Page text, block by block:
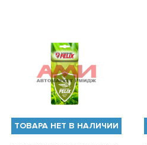
БЫСТРЫЙ ПРОСМОТР
ТОВАРА НЕТ В НАЛИЧИИ